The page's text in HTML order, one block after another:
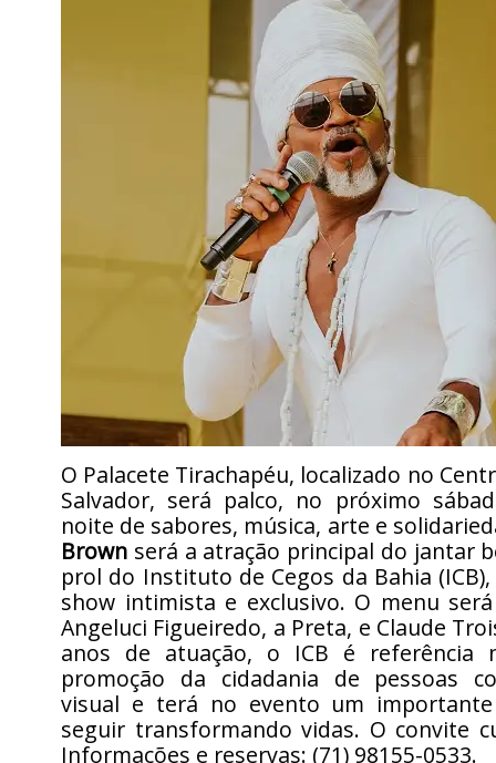
O Palacete Tirachapéu, localizado no
Salvador, será palco, no próximo
noite de sabores, música, arte e
Brown será a atração principal do jantar
prol do Instituto de Cegos da Bahia
show intimista e exclusivo. O menu
Angeluci Figueiredo, a Preta, e Claude
anos de atuação, o ICB é referência
promoção da cidadania de pessoas
visual e terá no evento um
seguir transformando vidas. O convite
Informações e reservas: (71) 98155-0533.